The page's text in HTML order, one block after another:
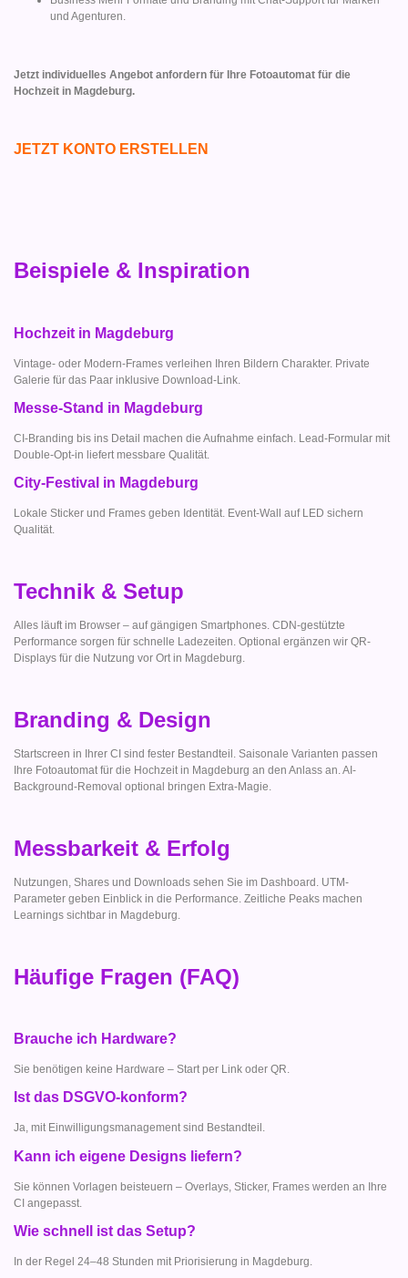
und Agenturen.
Jetzt individuelles Angebot anfordern für Ihre Fotoautomat für die
Hochzeit in Magdeburg.
JETZT KONTO ERSTELLEN
Beispiele & Inspiration
Hochzeit in Magdeburg
Vintage- oder Modern-Frames verleihen Ihren Bildern Charakter. Private
Galerie für das Paar inklusive Download-Link.
Messe-Stand in Magdeburg
CI-Branding bis ins Detail machen die Aufnahme einfach. Lead-Formular mit
Double-Opt-in liefert messbare Qualität.
City-Festival in Magdeburg
Lokale Sticker und Frames geben Identität. Event-Wall auf LED sichern
Qualität.
Technik & Setup
Alles läuft im Browser – auf gängigen Smartphones. CDN-gestützte
Performance sorgen für schnelle Ladezeiten. Optional ergänzen wir QR-
Displays für die Nutzung vor Ort in Magdeburg.
Branding & Design
Startscreen in Ihrer CI sind fester Bestandteil. Saisonale Varianten passen
Ihre Fotoautomat für die Hochzeit in Magdeburg an den Anlass an. AI-
Background-Removal optional bringen Extra-Magie.
Messbarkeit & Erfolg
Nutzungen, Shares und Downloads sehen Sie im Dashboard. UTM-
Parameter geben Einblick in die Performance. Zeitliche Peaks machen
Learnings sichtbar in Magdeburg.
Häufige Fragen (FAQ)
Brauche ich Hardware?
Sie benötigen keine Hardware – Start per Link oder QR.
Ist das DSGVO-konform?
Ja, mit Einwilligungsmanagement sind Bestandteil.
Kann ich eigene Designs liefern?
Sie können Vorlagen beisteuern – Overlays, Sticker, Frames werden an Ihre
CI angepasst.
Wie schnell ist das Setup?
In der Regel 24–48 Stunden mit Priorisierung in Magdeburg.